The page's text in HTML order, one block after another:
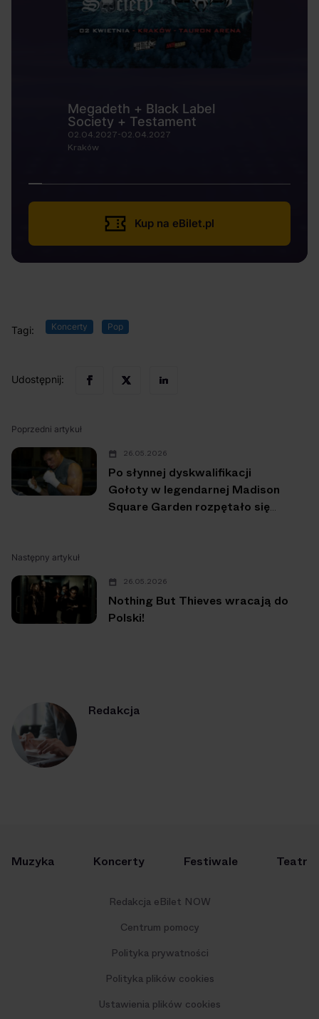
Megadeth + Black Label
Society + Testament
02.04.2027-02.04.2027
Kraków
Kup na eBilet.pl
Tagi: Koncerty Pop
Udostępnij:
Poprzedni artykuł
26.05.2026
Po słynnej dyskwalifikacji
Gołoty w legendarnej Madison
Square Garden rozpętało się
Następny artykuł
26.05.2026
Nothing But Thieves wracają do
Polski!
Redakcja
Muzyka Koncerty Festiwale Teatr
Redakcja eBilet NOW
Centrum pomocy
Polityka prywatności
Polityka plików cookies
Ustawienia plików cookies